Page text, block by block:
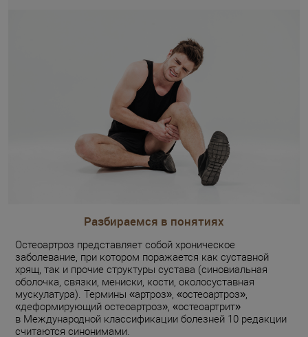
Разбираемся в понятиях
Остеоартроз представляет собой хроническое
заболевание, при котором поражается как суставной
хрящ, так и прочие структуры сустава (синовиальная
оболочка, связки, мениски, кости, околосуставная
мускулатура). Термины «артроз», «остеоартроз»,
«деформирующий остеоартроз», «остеоартрит»
в Международной классификации болезней 10 редакции
считаются синонимами.